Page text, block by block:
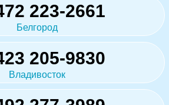
223-2661
Белгород
205-9830
Владивосток